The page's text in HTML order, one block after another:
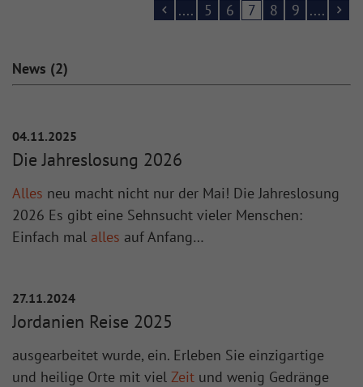
.... 5 6 7 8 9 ....
News (2)
04.11.2025
Die Jahreslosung 2026
Alles neu macht nicht nur der Mai! Die Jahreslosung
2026 Es gibt eine Sehnsucht vieler Menschen:
Einfach mal alles auf Anfang…
27.11.2024
Jordanien Reise 2025
ausgearbeitet wurde, ein. Erleben Sie einzigartige
und heilige Orte mit viel Zeit und wenig Gedränge